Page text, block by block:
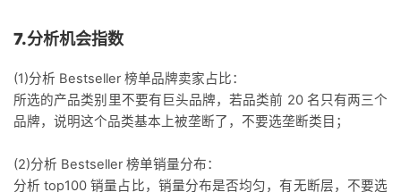
7.分析机会指数
(1)分析 Bestseller 榜单品牌卖家占比：
所选的产品类别里不要有巨头品牌，若品类前 20 名只有两三个
品牌，说明这个品类基本上被垄断了，不要选垄断类目；
(2)分析 Bestseller 榜单销量分布：
分析 top100 销量占比，销量分布是否均匀，有无断层，不要选